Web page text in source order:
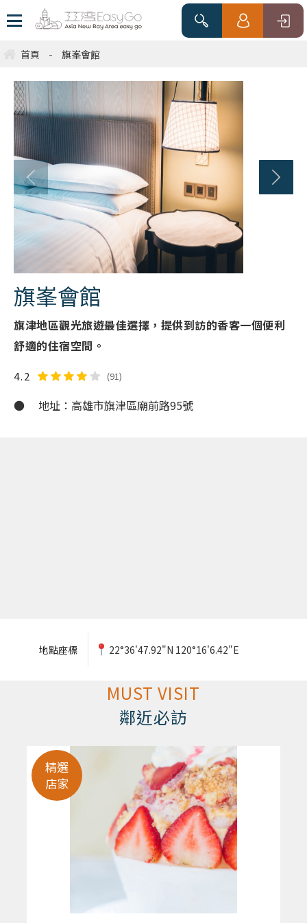
首頁 - 旗峯會館
旗峯會館
旗津地區觀光旅遊最佳選擇，提供到訪的香客一個便利
舒適的住宿空間。
4.2 (91)
● 地址：高雄市旗津區廟前路95號
地點座標 22°36'47.92"N 120°16'6.42"E
MUST VISIT
鄰近必訪
精選
店家